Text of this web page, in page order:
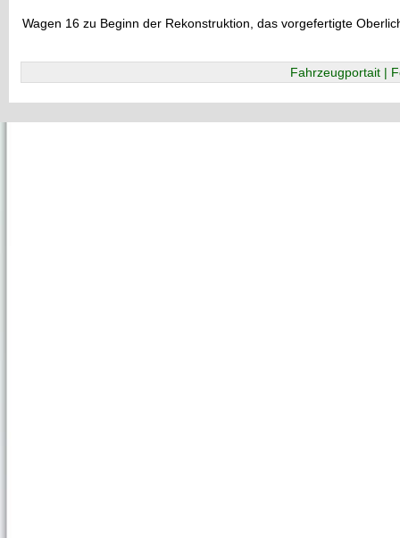
Wagen 16 zu Beginn der Rekonstruktion, das vorgefertigte
Fahrzeugportait |